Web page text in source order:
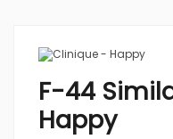
F-44
Happy